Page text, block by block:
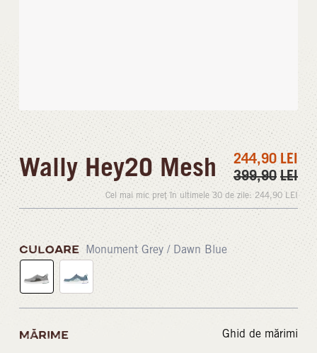
Wally Hey2O Mesh 244,90 LEI
399,90 LEI
Cel mai mic preț în ultimele 30 de zile: 244,90LEI
CULOARE Monument Grey / Dawn Blue
MĂRIME Ghid de mărimi